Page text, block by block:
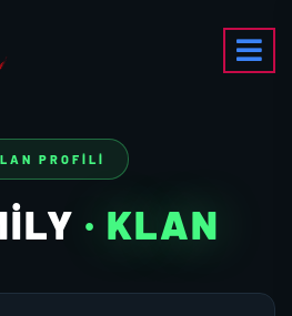
PROFILI
· KLAN